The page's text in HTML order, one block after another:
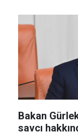
Bakan
savcı